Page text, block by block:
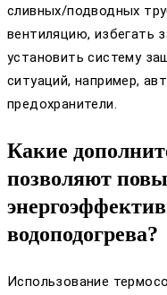
сливных/подводных
вентиляцию, избегать
установить систему
ситуаций, например,
предохранители.
Какие
позволяют
водоподогрева?
Использование